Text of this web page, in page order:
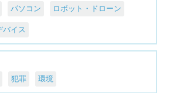
パソコン ロボット・ドローン
バイス
犯罪 環境